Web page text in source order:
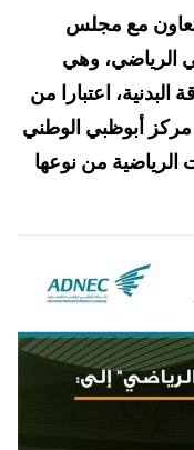
مع مجلس
الرياضي، وهي
البدنية، اعتبارا من
حتى 31 أغسطس 2022 في مركز أبوظبي الوطني
الرياضية من نوعها